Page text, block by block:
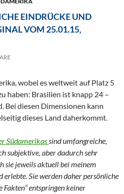
EINDRÜCKE UND
VOM 25.01.15,
wobei es weltweit auf Platz 5
haben: Brasilien ist knapp 24 –
Bei diesen Dimensionen kann
dieses Land daherkommt.
Südamerikassind umfangreiche,
subjektive, aber dadurch sehr
sie jeweils aktuell bei meinem
Sie werden daher persönliche
Fakten“ entspringen keiner